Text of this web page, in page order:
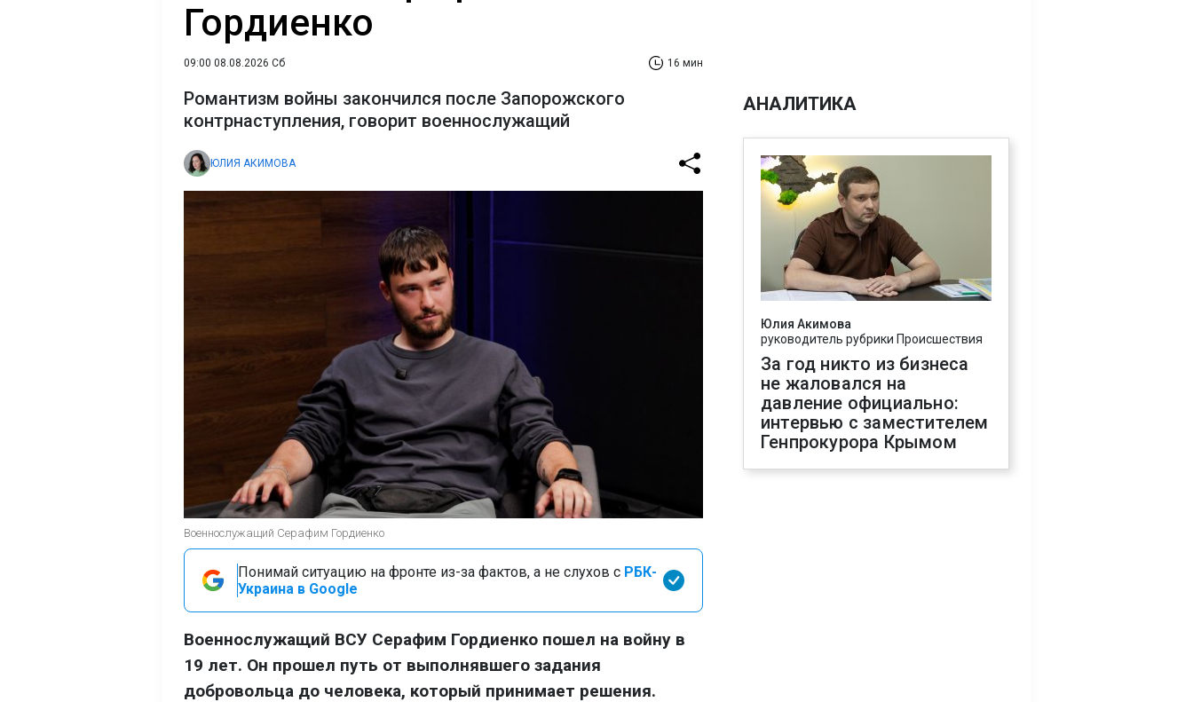
Гордиенко
09:00 08.08.2026 Сб 16 мин
Романтизм войны закончился после Запорожского
контрнаступления, говорит военнослужащий
ЮЛИЯ АКИМОВА
Военнослужащий Серафим Гордиенко
Понимай ситуацию на фронте из-за фактов, а не слухов с РБК-
Украина в Google
Военнослужащий ВСУ Серафим Гордиенко пошел на войну в
19 лет. Он прошел путь от выполнявшего задания
добровольца до человека, который принимает решения.
АНАЛИТИКА
Юлия Акимова
руководитель рубрики Происшествия
За год никто из бизнеса
не жаловался на
давление официально:
интервью с заместителем
Генпрокурора Крымом